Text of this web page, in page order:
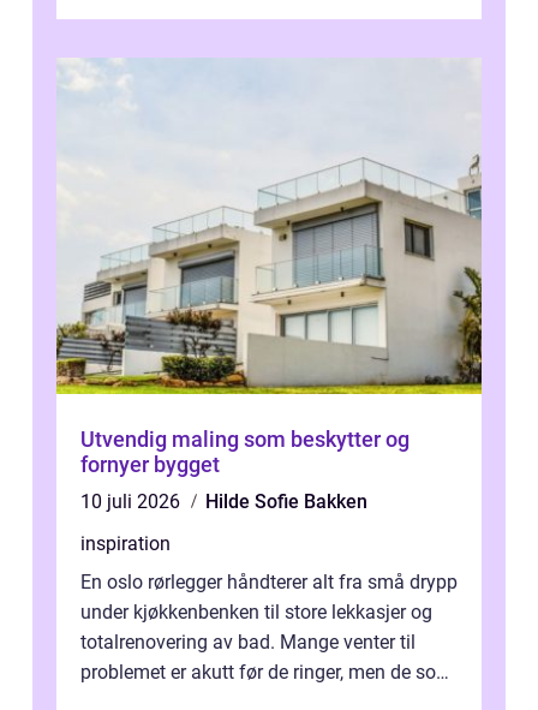
Utvendig maling som beskytter og
fornyer bygget
10 juli 2026
Hilde Sofie Bakken
inspiration
En oslo rørlegger håndterer alt fra små drypp
under kjøkkenbenken til store lekkasjer og
totalrenovering av bad. Mange venter til
problemet er akutt før de ringer, men de som